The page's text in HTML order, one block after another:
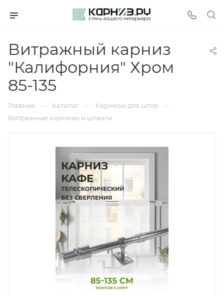
Витражный карниз
"Калифорния" Хром
85-135
Главная — Каталог — Карнизы для штор —
Витражные карнизы и штанги